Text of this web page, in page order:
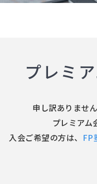
プレミ
申し訳ありませ
プレミアム
入会ご希望の方は、 FP